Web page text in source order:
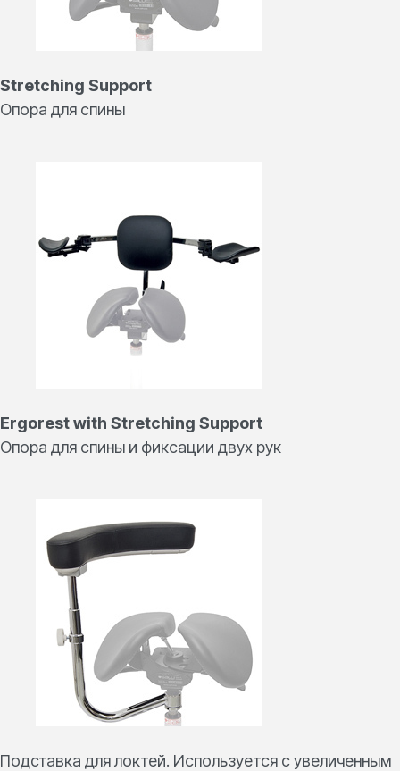
Stretching Support
Опора для спины
Ergorest with Stretching Support
Опора для спины и фиксации двух рук
Подставка для локтей. Используется с увеличенным